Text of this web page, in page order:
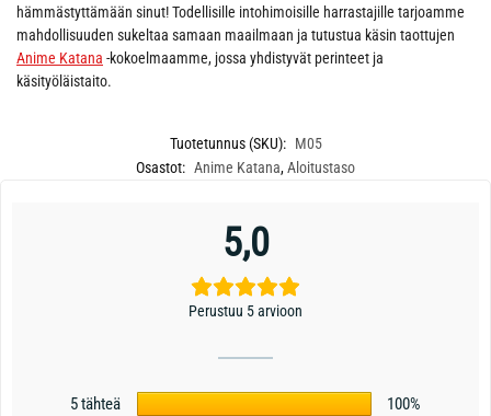
hämmästyttämään sinut! Todellisille intohimoisille harrastajille tarjoamme
mahdollisuuden sukeltaa samaan maailmaan ja tutustua käsin taottujen
Anime Katana -kokoelmaamme, jossa yhdistyvät perinteet ja
käsityöläistaito.
Tuotetunnus (SKU): M05
Osastot: Anime Katana,Aloitustaso
5,0
Perustuu 5 arvioon
5 tähteä 100%